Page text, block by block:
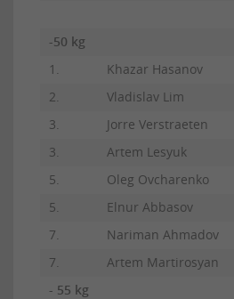
-50 kg
1.
Khazar Hasanov
2.
Vladislav Lim
3.
Jorre Verstraeten
3.
Artem Lesyuk
5.
Oleg Ovcharenko
5.
Elnur Abbasov
7.
Nariman Ahmadov
7.
Artem Martirosyan
- 55 kg